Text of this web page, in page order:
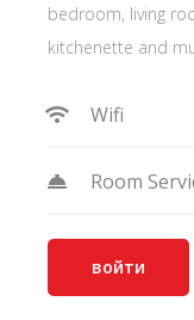
bedroom, living
kitchenette and
Wifi
Room
войти